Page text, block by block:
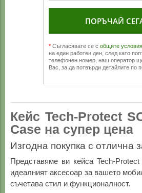
ПОРЪЧАЙ
* Съгласявате се с общите условия
на един работен ден, след като
телефонен номер, наш оператор
Вас, за да потвърди детайлите по
Кейс Tech-Protect
Case на супер цена
Изгодна покупка с отлична
Представяме ви кейса Tech-
идеалният аксесоар за вашето
съчетава стил и функционалност.